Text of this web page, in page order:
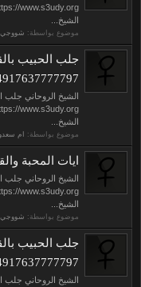
www.s3udy.org
الشيخ...
موضوع بواسطة: شووجي
جلب الحبيب
www.s3udy.org
الشيخ...
موضوع بواسطة: ام
ايات المحبة والقبول
www.s3udy.org
الشيخ...
موضوع بواسطة: شووجي
جلب الحبيب